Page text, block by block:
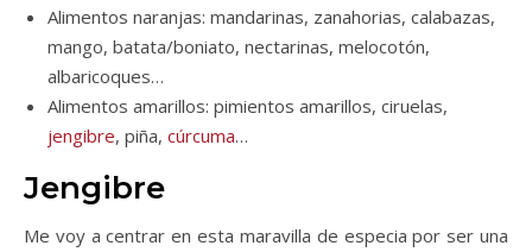
Alimentos naranjas: mandarinas, zanahorias, calabazas,
mango, batata/boniato, nectarinas, melocotón,
albaricoques…
Alimentos amarillos: pimientos amarillos, ciruelas,
jengibre, piña, cúrcuma…
Jengibre
Me voy a centrar en esta maravilla de especia por ser una